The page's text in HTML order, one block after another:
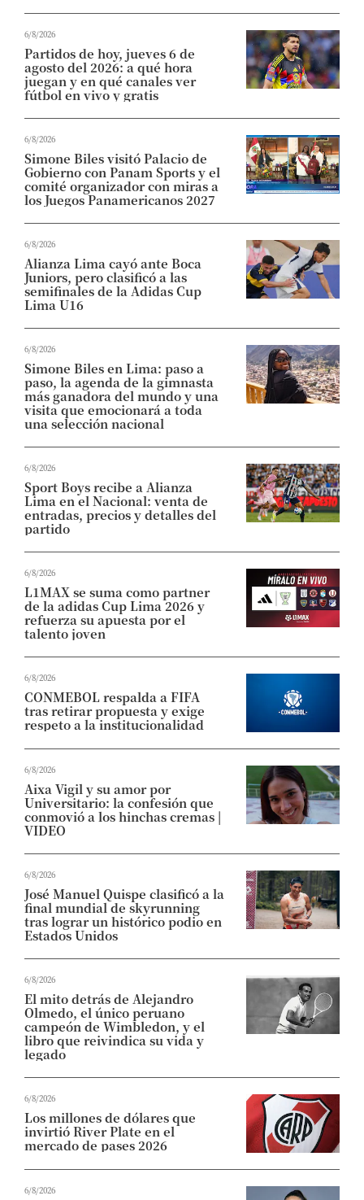
6/8/2026
Partidos de hoy, jueves 6 de
agosto del 2026: a qué hora
juegan y en qué canales ver
fútbol en vivo y gratis
6/8/2026
Simone Biles visitó Palacio de
Gobierno con Panam Sports y el
comité organizador con miras a
los Juegos Panamericanos 2027
6/8/2026
Alianza Lima cayó ante Boca
Juniors, pero clasificó a las
semifinales de la Adidas Cup
Lima U16
6/8/2026
Simone Biles en Lima: paso a
paso, la agenda de la gimnasta
más ganadora del mundo y una
visita que emocionará a toda
una selección nacional
6/8/2026
Sport Boys recibe a Alianza
Lima en el Nacional: venta de
entradas, precios y detalles del
partido
6/8/2026
L1MAX se suma como partner
de la adidas Cup Lima 2026 y
refuerza su apuesta por el
talento joven
6/8/2026
CONMEBOL respalda a FIFA
tras retirar propuesta y exige
respeto a la institucionalidad
6/8/2026
Aixa Vigil y su amor por
Universitario: la confesión que
conmovió a los hinchas cremas |
VIDEO
6/8/2026
José Manuel Quispe clasificó a la
final mundial de skyrunning
tras lograr un histórico podio en
Estados Unidos
6/8/2026
El mito detrás de Alejandro
Olmedo, el único peruano
campeón de Wimbledon, y el
libro que reivindica su vida y
legado
6/8/2026
Los millones de dólares que
invirtió River Plate en el
mercado de pases 2026
6/8/2026